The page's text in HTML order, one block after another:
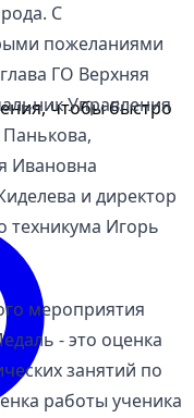
чтобы быстро
С
пожеланиями
ГО Верхняя
Управления
Ивановна
и директор
техникума Игорь
мероприятия
- это оценка
занятий по
работы ученика